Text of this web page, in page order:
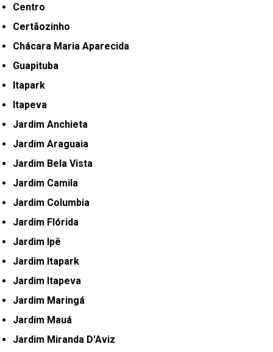
Centro
Certãozinho
Chácara Maria Aparecida
Guapituba
Itapark
Itapeva
Jardim Anchieta
Jardim Araguaia
Jardim Bela Vista
Jardim Camila
Jardim Columbia
Jardim Flórida
Jardim Ipê
Jardim Itapark
Jardim Itapeva
Jardim Maringá
Jardim Mauá
Jardim Miranda D'Aviz